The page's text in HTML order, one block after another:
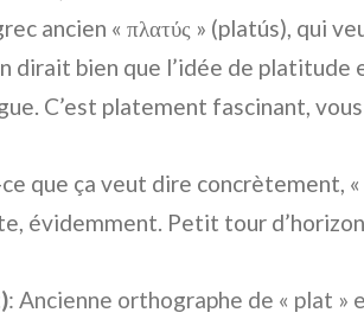
ancien « πλατύς » (platús), qui
dirait bien que l’idée de platitude
C’est platement fascinant,
que ça veut dire concrètement, «
évidemment. Petit tour
: Ancienne orthographe de « plat »